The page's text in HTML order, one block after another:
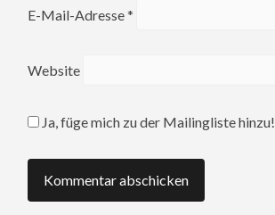
E-Mail-Adresse*
Website
Ja, füge mich zu der Mailingliste hinzu!